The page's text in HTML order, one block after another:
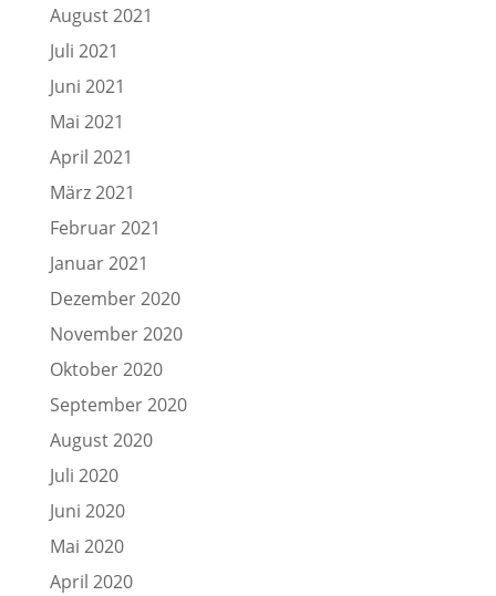
August 2021
Juli 2021
Juni 2021
Mai 2021
April 2021
März 2021
Februar 2021
Januar 2021
Dezember 2020
November 2020
Oktober 2020
September 2020
August 2020
Juli 2020
Juni 2020
Mai 2020
April 2020